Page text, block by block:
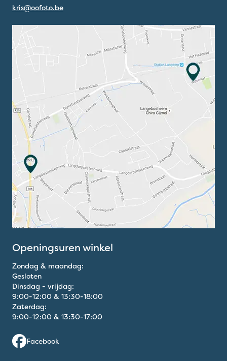
kris@oofoto.be
Openingsuren winkel
Zondag & maandag:
Gesloten
Dinsdag - vrijdag:
9:00-12:00 & 13:30-18:00
Zaterdag:
9:00-12:00 & 13:30-17:00
Facebook